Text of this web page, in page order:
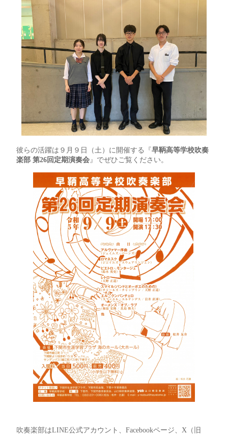
彼らの活躍は９月９日（土）に開催する『早鞆高等学校吹奏
楽部 第26回定期演奏会』でぜひご覧ください。
吹奏楽部はLINE公式アカウント、Facebookページ、X（旧